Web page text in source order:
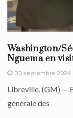
Washington/
Nguema en
30 septembre 2024
Libreville, (GM) —
générale des